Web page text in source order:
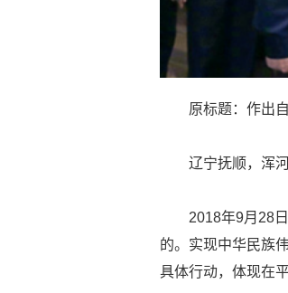
原标题：作出
辽宁抚顺，浑
2018年9月28
的。实现中华民族
具体行动，体现在